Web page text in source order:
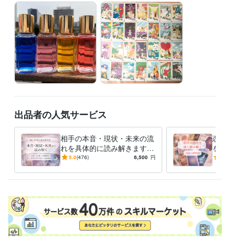
※ご依頼が集中した場合即日お届けができないことがありますが、基本的
に24時間以内の結果お伝えとなります。
★結果に関しての質問について★
・当日に限りメニューによって1つ、あるいは2つ受け付けております。
よくお読みになってご購入ください。
お仕事などご都合ありましたらご連絡くださいませ。
※質問含めての承諾ですので、承諾後のご質問は受け付けません。
※2１時以降はいかなるお答えも出来かねます。
・不明点、質問も基本的に当日中とさせていただきます。承諾後もお答
えできません
トークルーム管理の為、正式な納品後、やりとりが終了しましたらすぐ
ライフスタイル・その他 / 占い師 経験年数 : 20年
ライフスタイル・その他 / カウンセラー・コーチ 経験年数 : 16年
ライフスタイル・その他 / 保育士・ベビーシッター 経験年数 : 22年
資格・検定
出品者の人気サービス
相手の本音・現状・未来の流
れを具体的に読み解きます
恋愛・仕事・人間関係の背景
えます
5.0(476) 6,500 円
恋愛
を深
0年